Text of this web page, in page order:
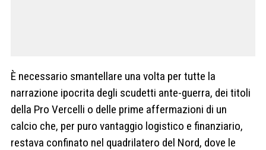
È necessario smantellare una volta per tutte la
narrazione ipocrita degli scudetti ante-guerra, dei titoli
della Pro Vercelli o delle prime affermazioni di un
calcio che, per puro vantaggio logistico e finanziario,
restava confinato nel quadrilatero del Nord, dove le